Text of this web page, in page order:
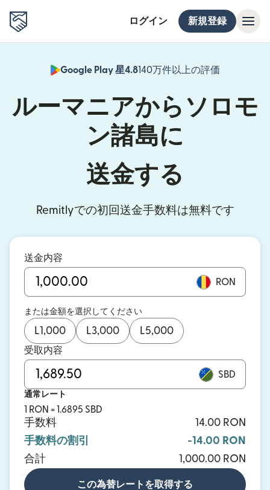
ログイン 新規登録
Google Play 星4.8140万件以上の評価
（別ウィン
ルーマニアからソロモ
ン諸島に
送金する
Remitlyでの初回送金手数料は無料です
送金内容
RON
または金額を選択してください
L1,000 L3,000 L5,000
受取内容
SBD
通常レート
1 RON = 1.6895 SBD
手数料
14.00 RON
手数料の割引
-14.00 RON
合計
1,000.00 RON
この為替レートを取得する